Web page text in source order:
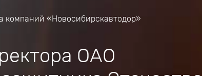
компаний «Новосибирскавтодор»
ОАО